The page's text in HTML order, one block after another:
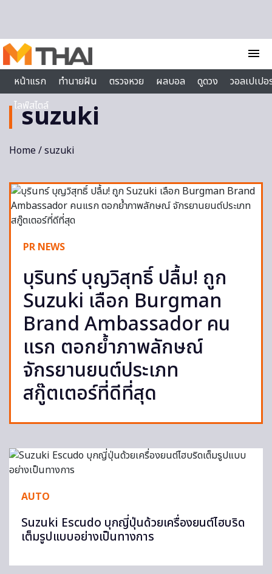
menu
หน้าแรก
ทำนายฝัน ตรวจหวย ผลบอล ดูดวง
วอลเปเป
ไลฟ์สไตล์
suzuki
Home/ suzuki
PR NEWS
บุรินทร์ บุญวิสุทธิ์ ปลื้ม! ถูก
Suzuki เลือก Burgman
Brand Ambassador คน
แรก ตอกย้ำภาพลักษณ์
จักรยานยนต์ประเภท
สกู๊ตเตอร์ที่ดีที่สุด
AUTO
Suzuki Escudo บุกญี่ปุ่นด้วยเครื่องยนต์ไฮบริด
เต็มรูปแบบอย่างเป็นทางการ